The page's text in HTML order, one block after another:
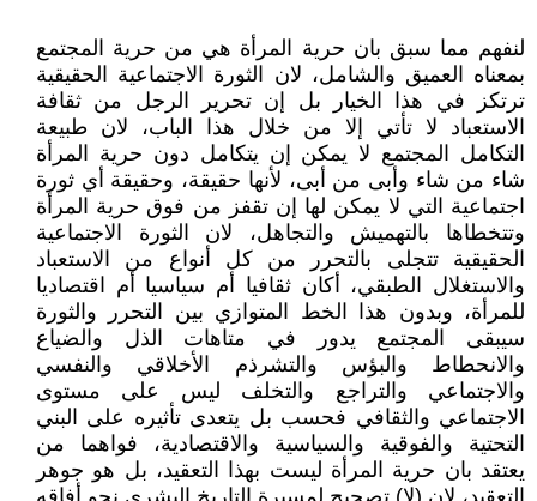
لنفهم مما سبق بان حرية المرأة هي من حرية المجتمع
بمعناه العميق والشامل، لان الثورة الاجتماعية الحقيقية
ترتكز في هذا الخيار بل إن تحرير الرجل من ثقافة
الاستعباد لا تأتي إلا من خلال هذا الباب، لان طبيعة
التكامل المجتمع لا يمكن إن يتكامل دون حرية المرأة
شاء من شاء وأبى من أبى، لأنها حقيقة، وحقيقة أي ثورة
اجتماعية التي لا يمكن لها إن تقفز من فوق حرية المرأة
وتتخطاها بالتهميش والتجاهل، لان الثورة الاجتماعية
الحقيقية تتجلى بالتحرر من كل أنواع من الاستعباد
والاستغلال الطبقي، أكان ثقافيا أم سياسيا أم اقتصاديا
للمرأة، وبدون هذا الخط المتوازي بين التحرر والثورة
سيبقى المجتمع يدور في متاهات الذل والضياع
والانحطاط والبؤس والتشرذم الأخلاقي والنفسي
والاجتماعي والتراجع والتخلف ليس على مستوى
الاجتماعي والثقافي فحسب بل يتعدى تأثيره على البني
التحتية والفوقية والسياسية والاقتصادية، فواهما من
يعتقد بان حرية المرأة ليست بهذا التعقيد، بل هو جوهر